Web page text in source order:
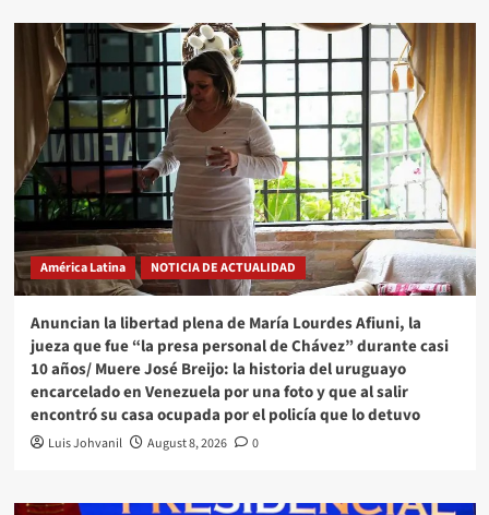
América Latina NOTICIA DE ACTUALIDAD
Anuncian la libertad plena de María Lourdes Afiuni, la
jueza que fue “la presa personal de Chávez” durante casi
10 años/ Muere José Breijo: la historia del uruguayo
encarcelado en Venezuela por una foto y que al salir
encontró su casa ocupada por el policía que lo detuvo
Luis Johvanil August 8, 2026 0